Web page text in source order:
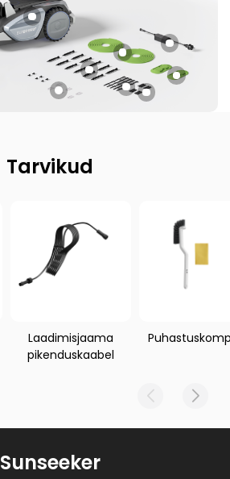
Tarvikud
Laadimisjaama
pikenduskaabel
Sunseeker